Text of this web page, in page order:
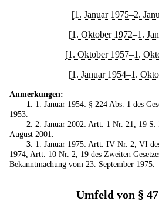
[1. Januar 1975–2.
[1. Oktober 1972–1.
[1. Oktober 1957–1.
[1. Januar 1954–1.
Anmerkungen:
1
. 1. Januar 1954: § 224 Abs. 1 des
1953
2. 2. Januar 2002: Artt. 1 Nr. 21, 19 S.
August 2001
3. 1. Januar 1975: Artt. IV Nr. 2, VI
1974 , Artt. 10 Nr. 2, 19 des Zweiten
Bekanntmachung vom 23. September 1975
Umfeld von §